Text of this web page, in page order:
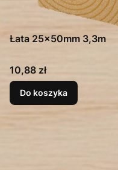
Łata 25x50mm 3,3m
Cena
10,88 zł
Do koszyka